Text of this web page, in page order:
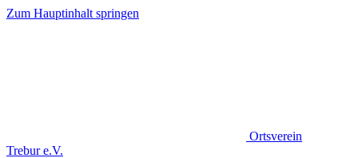
Zum Hauptinhalt springen
Ortsverein
Trebur e.V.